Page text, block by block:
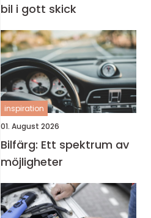
bil i gott skick
inspiration
01. August 2026
Bilfärg: Ett spektrum av
möjligheter